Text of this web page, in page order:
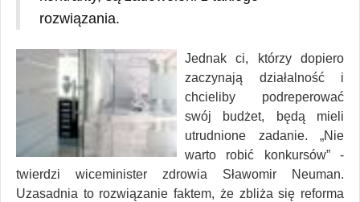
rozwiązania.
Jednak ci, którzy dopiero
zaczynają działalność i
chcieliby podreperować
swój budżet, będą mieli
utrudnione zadanie. „Nie
warto robić konkursów” -
twierdzi wiceminister zdrowia Sławomir Neuman.
Uzasadnia to rozwiązanie faktem, że zbliża się reforma